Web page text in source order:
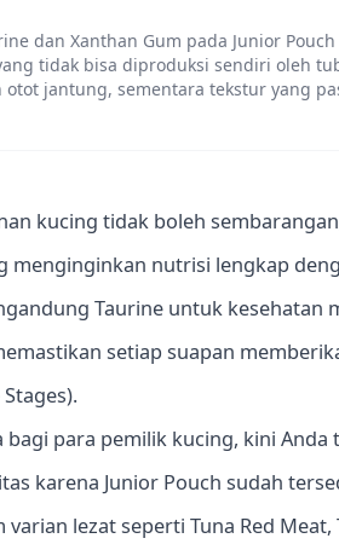
dan Xanthan Gum pada Junior
tidak bisa diproduksi sendiri oleh
jantung, sementara tekstur yang
kucing tidak boleh
menginginkan nutrisi lengkap
Taurine untuk kesehatan
setiap suapan
bagi para pemilik kucing, kini
karena Junior Pouch sudah
varian lezat seperti Tuna Red